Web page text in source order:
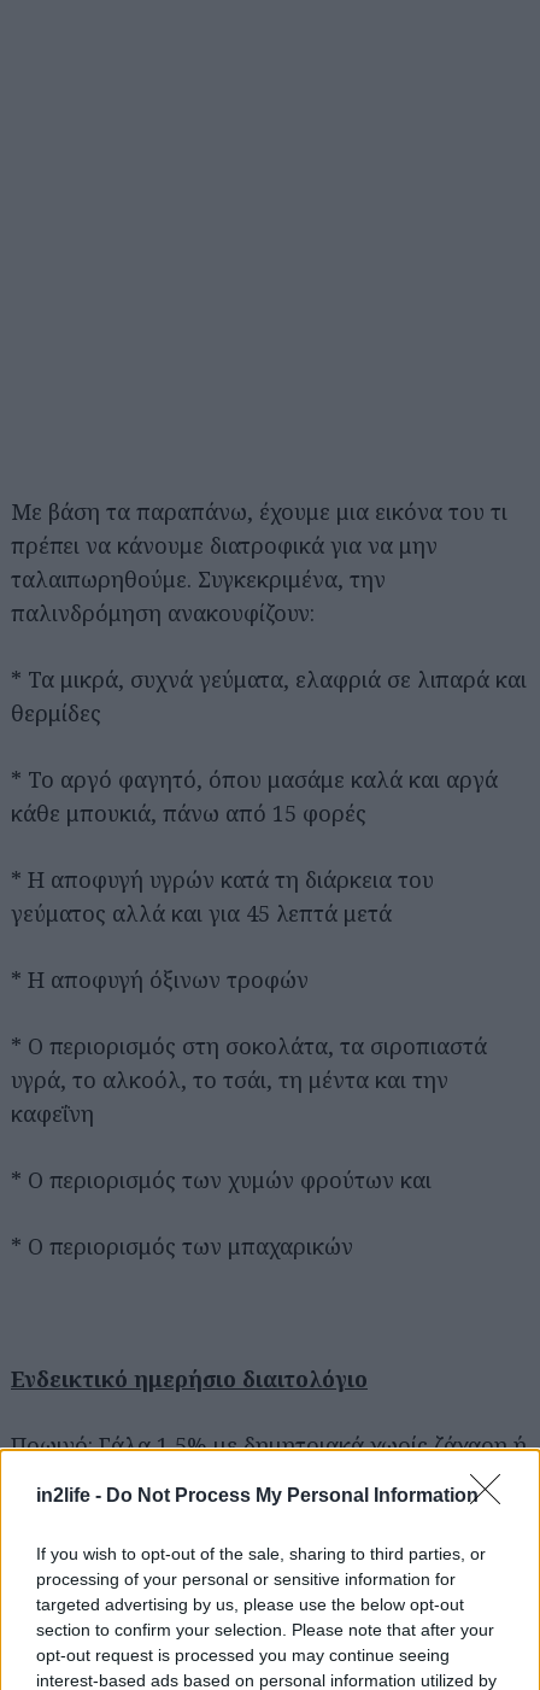
in2life - Do Not Process My Personal Information
If you wish to opt-out of the sale, sharing to third parties, or
processing of your personal or sensitive information for
targeted advertising by us, please use the below opt-out
section to confirm your selection. Please note that after your
opt-out request is processed you may continue seeing
interest-based ads based on personal information utilized by
Με βάση τα παραπάνω, έχουμε μια εικόνα του τι
πρέπει να κάνουμε διατροφικά για να μην
ταλαιπωρηθούμε. Συγκεκριμένα, την
παλινδρόμηση ανακουφίζουν:
* Τα μικρά, συχνά γεύματα, ελαφριά σε λιπαρά και
θερμίδες
* Το αργό φαγητό, όπου μασάμε καλά και αργά
κάθε μπουκιά, πάνω από 15 φορές
* Η αποφυγή υγρών κατά τη διάρκεια του
γεύματος αλλά και για 45 λεπτά μετά
* Η αποφυγή όξινων τροφών
* Ο περιορισμός στη σοκολάτα, τα σιροπιαστά
υγρά, το αλκοόλ, το τσάι, τη μέντα και την
καφεΐνη
* Ο περιορισμός των χυμών φρούτων και
* Ο περιορισμός των μπαχαρικών
Ενδεικτικό ημερήσιο διαιτολόγιο
Πρωινό: Γάλα 1,5% με δημητριακά χωρίς ζάχαρη ή
Δεκατιανό: Μπανάνα με γιαούρτι 2%
Μεσημεριανό: Ψάρι στον φούρνο με μπρόκολο
Απογευματινό: Τοστ ολικής με γαλοπούλα και